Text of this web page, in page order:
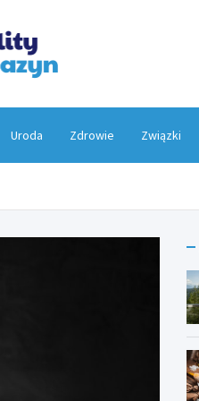
Uroda Zdrowie Związki